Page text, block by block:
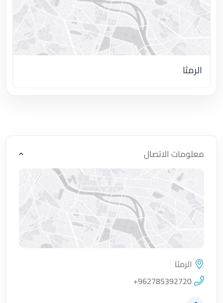
الرمثا
معلومات الاتصال
اضغط لتحميل الموقع
الرمثا
+962785392720